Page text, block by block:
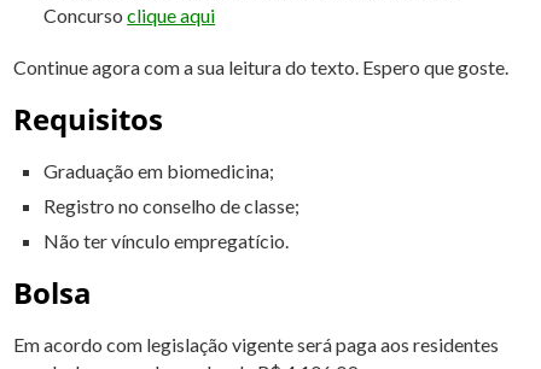
Concursoclique aqui
Continue agora com a sua leitura do texto. Espero que goste.
Requisitos
Graduação em biomedicina;
Registro no conselho de classe;
Não ter vínculo empregatício.
Bolsa
Em acordo com legislação vigente será paga aos residentes